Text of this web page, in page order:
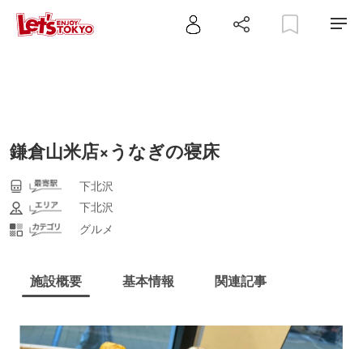
鎌倉山米店×うなぎの寝床
下北沢
下北沢
グルメ
施設概要 基本情報 関連記事